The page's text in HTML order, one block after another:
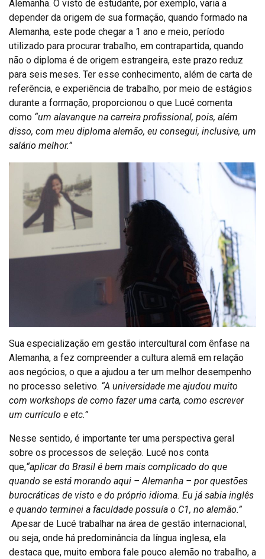
Alemanha. O visto de estudante, por exemplo, varia a
depender da origem de sua formação, quando formado na
Alemanha, este pode chegar a 1 ano e meio, período
utilizado para procurar trabalho, em contrapartida, quando
não o diploma é de origem estrangeira, este prazo reduz
para seis meses. Ter esse conhecimento, além de carta de
referência, e experiência de trabalho, por meio de estágios
durante a formação, proporcionou o que Lucé comenta
como “um alavanque na carreira profissional, pois, além
disso, com meu diploma alemão, eu consegui, inclusive, um
salário melhor.”
Sua especialização em gestão intercultural com ênfase na
Alemanha, a fez compreender a cultura alemã em relação
aos negócios, o que a ajudou a ter um melhor desempenho
no processo seletivo. “A universidade me ajudou muito
com workshops de como fazer uma carta, como escrever
um currículo e etc.”
Nesse sentido, é importante ter uma perspectiva geral
sobre os processos de seleção. Lucé nos conta
que,“aplicar do Brasil é bem mais complicado do que
quando se está morando aqui – Alemanha – por questões
burocráticas de visto e do próprio idioma. Eu já sabia inglês
e quando terminei a faculdade possuía o C1, no alemão.”
Apesar de Lucé trabalhar na área de gestão internacional,
ou seja, onde há predominância da língua inglesa, ela
destaca que, muito embora fale pouco alemão no trabalho, a